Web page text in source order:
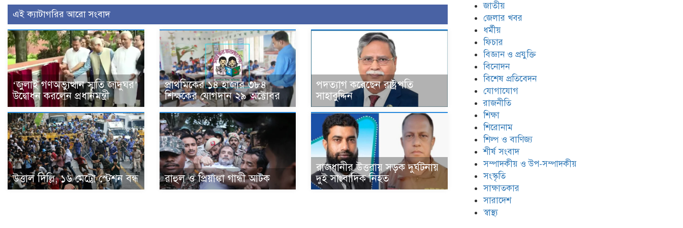
এই ক্যাটাগরির আরো সংবাদ
‘জুলাই গণঅভ্যুত্থান স্মৃতি জাদুঘর’
উদ্বোধন করলেন প্রধানমন্ত্রী
প্রাথমিকের ১৪ হাজার ৩৮৪
শিক্ষকের যোগদান ২৯ অক্টোবর
পদত্যাগ করেছেন রাষ্ট্রপতি
সাহাবুদ্দিন
উত্তাল দিল্লি, ১৬ মেট্রো স্টেশন বন্ধ রাহুল ও প্রিয়াঙ্কা গান্ধী আটক
রাজধানীর উত্তরায় সড়ক দুর্ঘটনায়
দুই সাংবাদিক নিহত
জাতীয়
জেলার খবর
ধর্মীয়
ফিচার
বিজ্ঞান ও প্রযুক্তি
বিনোদন
বিশেষ প্রতিবেদন
যোগাযোগ
রাজনীতি
শিক্ষা
শিরোনাম
শিল্প ও বাণিজ্য
শীর্ষ সংবাদ
সম্পাদকীয় ও উপ-সম্পাদকীয়
সংস্কৃতি
সাক্ষাতকার
সারাদেশ
স্বাস্থ্য